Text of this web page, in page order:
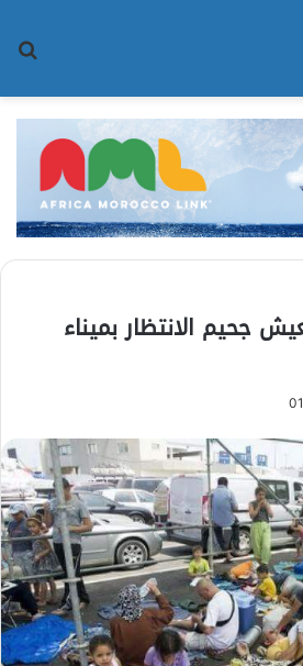
جحيم الانتظار بميناء